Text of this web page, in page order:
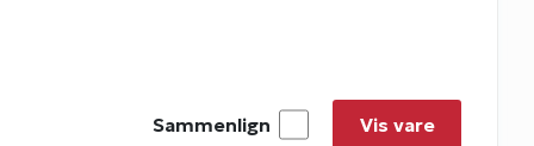
Sammenlign Vis vare